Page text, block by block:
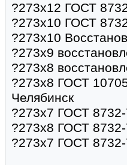
?273х12 ГОСТ
?273х10 ГОСТ
?273х10
?273х9
?273х8
?273х8 ГОСТ
Челябинск
?273х7 ГОСТ 8732-
?273х8 ГОСТ 8732-
?273х7 ГОСТ 8732-